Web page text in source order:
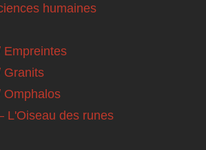
humaines
Empreintes
Granits
Omphalos
L'Oiseau des runes